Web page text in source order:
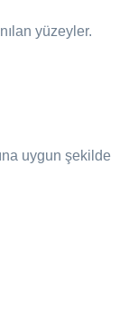
yüzeyler.
uygun şekilde